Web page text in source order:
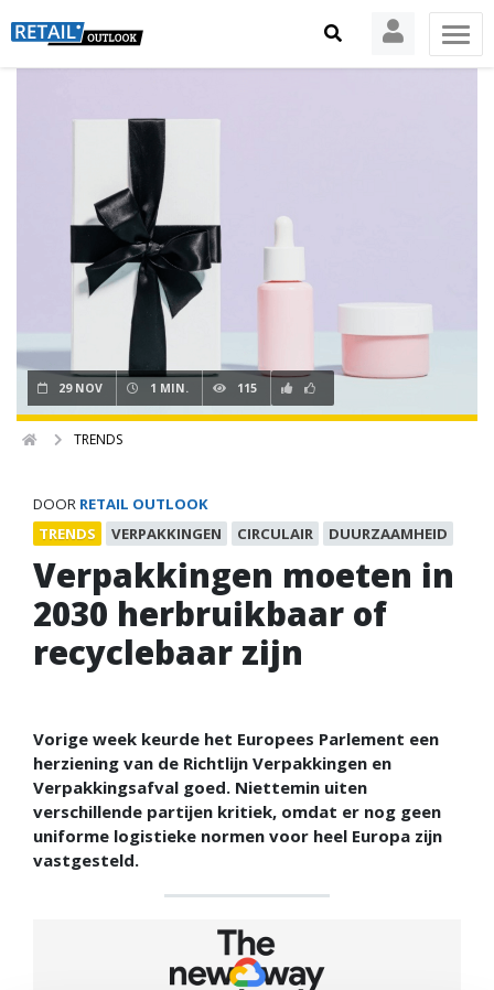
29 NOV 1 MIN. 115
TRENDS
DOOR RETAIL OUTLOOK
TRENDS
VERPAKKINGEN CIRCULAIR DUURZAAMHEID
Verpakkingen moeten in
2030 herbruikbaar of
recyclebaar zijn
Vorige week keurde het Europees Parlement een
herziening van de Richtlijn Verpakkingen en
Verpakkingsafval goed. Niettemin uiten
verschillende partijen kritiek, omdat er nog geen
uniforme logistieke normen voor heel Europa zijn
vastgesteld.